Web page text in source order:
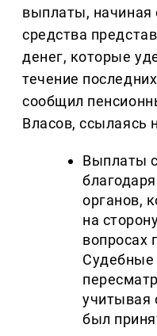
выплаты, начиная
средства
денег, которые
течение
сообщил
Власов, ссылаясь
Выплаты
органов,
на
вопросах
Судебные
учитывая
был